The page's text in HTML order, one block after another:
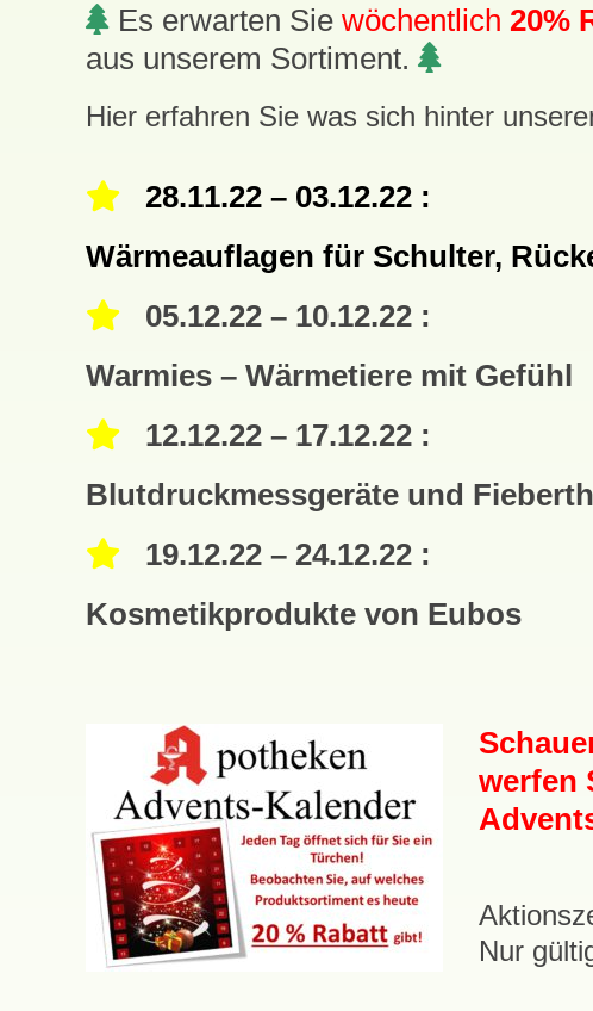
Es erwarten Sie wöchentlich 20%
aus unserem Sortiment.
Hier erfahren Sie was sich hinter
28.11.22 – 03.12.22 :
Wärmeauflagen für Schulter,
05.12.22 – 10.12.22 :
Warmies – Wärmetiere mit Gefühl
12.12.22 – 17.12.22 :
Blutdruckmessgeräte und
19.12.22 – 24.12.22 :
Kosmetikprodukte von Eubos
werfen
Nur